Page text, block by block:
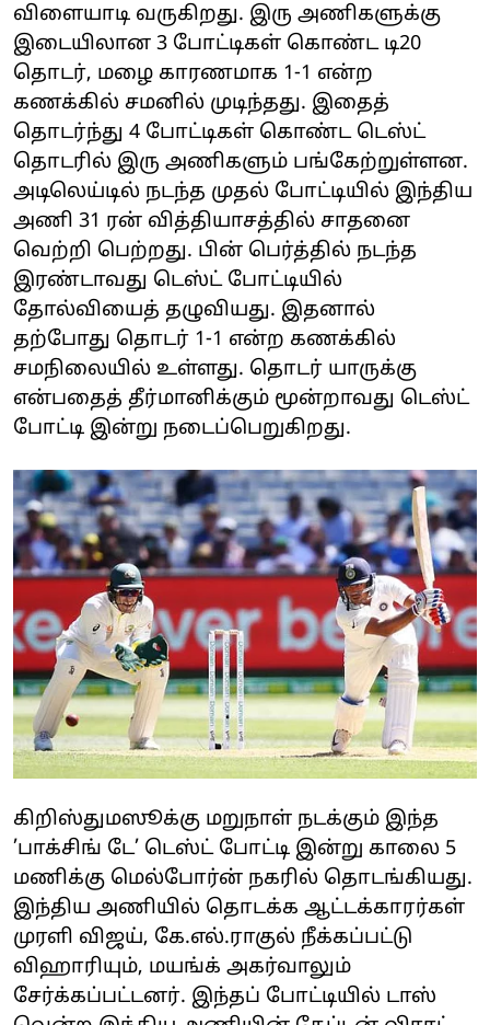
விளையாடி வருகிறது. இரு அணிகளுக்கு
இடையிலான 3 போட்டிகள் கொண்ட டி20
தொடர், மழை காரணமாக 1-1 என்ற
கணக்கில் சமனில் முடிந்தது. இதைத்
தொடர்ந்து 4 போட்டிகள் கொண்ட டெஸ்ட்
தொடரில் இரு அணிகளும் பங்கேற்றுள்ளன.
அடிலெய்டில் நடந்த முதல் போட்டியில் இந்திய
அணி 31 ரன் வித்தியாசத்தில் சாதனை
வெற்றி பெற்றது. பின் பெர்த்தில் நடந்த
இரண்டாவது டெஸ்ட் போட்டியில்
தோல்வியைத் தழுவியது. இதனால்
தற்போது தொடர் 1-1 என்ற கணக்கில்
சமநிலையில் உள்ளது. தொடர் யாருக்கு
என்பதைத் தீர்மானிக்கும் மூன்றாவது டெஸ்ட்
போட்டி இன்று நடைப்பெறுகிறது.
கிறிஸ்துமஸூக்கு மறுநாள் நடக்கும் இந்த
’பாக்சிங் டே’ டெஸ்ட் போட்டி இன்று காலை 5
மணிக்கு மெல்போர்ன் நகரில் தொடங்கியது.
இந்திய அணியில் தொடக்க ஆட்டக்காரர்கள்
முரளி விஜய், கே.எல்.ராகுல் நீக்கப்பட்டு
விஹாரியும், மயங்க் அகர்வாலும்
சேர்க்கப்பட்டனர். இந்தப் போட்டியில் டாஸ்